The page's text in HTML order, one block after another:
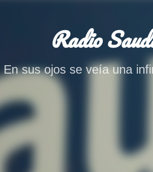
Radio
En sus ojos se veía una